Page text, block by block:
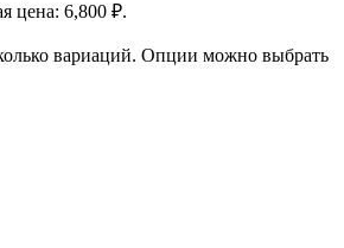
цена: 6,800 ₽.
вариаций. Опции можно выбрать